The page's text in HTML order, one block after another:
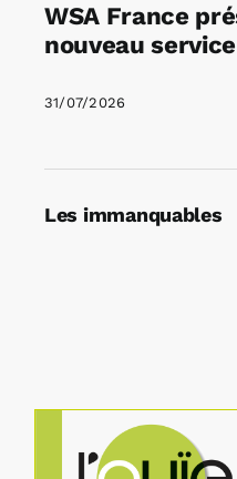
WSA France
nouveau
31/07/2026
Les immanquables